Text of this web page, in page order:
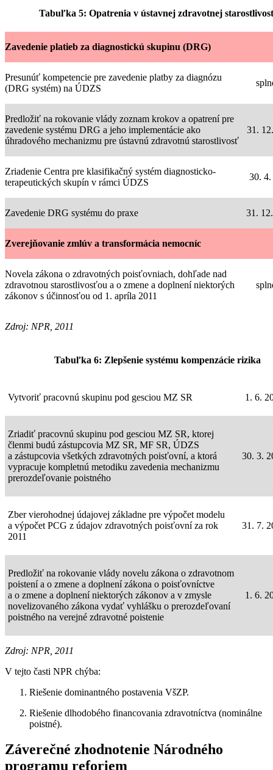
Tabuľka 5: Opatrenia v ústavnej zdravotnej
Zavedenie platieb za diagnostickú skupinu (DRG)
Presunúť kompetencie pre zavedenie platby za diagnózu
(DRG systém) na ÚDZS
Predložiť na rokovanie vlády zoznam krokov a opatrení pre
zavedenie systému DRG a jeho implementácie ako
úhradového mechanizmu pre ústavnú zdravotnú starostlivosť
31.
Zriadenie Centra pre klasifikačný systém diagnosticko-
terapeutických skupín v rámci ÚDZS
30. 4.
Zavedenie DRG systému do praxe 31.
Zverejňovanie zmlúv a transformácia nemocníc
Novela zákona o zdravotných poisťovniach, dohľade nad
zdravotnou starostlivosťou a o zmene a doplnení niektorých
zákonov s účinnosťou od 1. apríla 2011
Zdroj: NPR, 2011
Tabuľka 6: Zlepšenie systému kompenzácie rizika
Vytvoriť pracovnú skupinu pod gesciou MZ SR 1. 6.
Zriadiť pracovnú skupinu pod gesciou MZ SR, ktorej
členmi budú zástupcovia MZ SR, MF SR, ÚDZS
a zástupcovia všetkých zdravotných poisťovní, a ktorá
vypracuje kompletnú metodiku zavedenia mechanizmu
prerozdeľovanie poistného
30. 3.
Zber vierohodnej údajovej základne pre výpočet modelu
a výpočet PCG z údajov zdravotných poisťovní za rok
2011
31. 7.
Predložiť na rokovanie vlády novelu zákona o zdravotnom
poistení a o zmene a doplnení zákona o poisťovníctve
a o zmene a doplnení niektorých zákonov a v zmysle
novelizovaného zákona vydať vyhlášku o prerozdeľovaní
poistného na verejné zdravotné poistenie
1. 6.
Zdroj: NPR, 2011
V tejto časti NPR chýba:
Riešenie dominantného postavenia VšZP.
Riešenie dlhodobého financovania zdravotníctva (nominálne
poistné).
Záverečné zhodnotenie Národného
programu reforiem